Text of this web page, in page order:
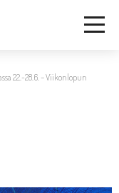
22.-28.6. – Viikonlopun